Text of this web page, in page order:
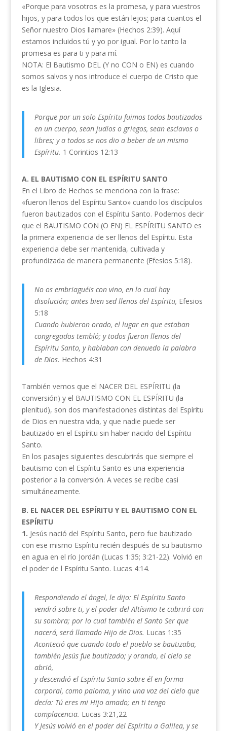
«Porque para vosotros es la promesa, y para vuestros
hijos, y para todos los que están lejos; para cuantos el
Señor nuestro Dios llamare» (Hechos 2:39). Aquí
estamos incluidos tú y yo por igual. Por lo tanto la
promesa es para ti y para mí.
NOTA: El Bautismo DEL (Y no CON o EN) es cuando
somos salvos y nos introduce el cuerpo de Cristo que
es la Iglesia.
Porque por un solo Espíritu fuimos todos bautizados
en un cuerpo, sean judíos o griegos, sean esclavos o
libres; y a todos se nos dio a beber de un mismo
Espíritu. 1 Corintios 12:13
A. EL BAUTISMO CON EL ESPÍRITU SANTO
En el Libro de Hechos se menciona con la frase:
«fueron llenos del Espíritu Santo» cuando los discípulos
fueron bautizados con el Espíritu Santo. Podemos decir
que el BAUTISMO CON (O EN) EL ESPÍRITU SANTO es
la primera experiencia de ser llenos del Espíritu. Esta
experiencia debe ser mantenida, cultivada y
profundizada de manera permanente (Efesios 5:18).
No os embriaguéis con vino, en lo cual hay
disolución; antes bien sed llenos del Espíritu, Efesios
5:18
Cuando hubieron orado, el lugar en que estaban
congregados tembló; y todos fueron llenos del
Espíritu Santo, y hablaban con denuedo la palabra
de Dios. Hechos 4:31
También vemos que el NACER DEL ESPÍRITU (la
conversión) y el BAUTISMO CON EL ESPÍRITU (la
plenitud), son dos manifestaciones distintas del Espíritu
de Dios en nuestra vida, y que nadie puede ser
bautizado en el Espíritu sin haber nacido del Espíritu
Santo.
En los pasajes siguientes descubrirás que siempre el
bautismo con el Espíritu Santo es una experiencia
posterior a la conversión. A veces se recibe casi
simultáneamente.
B. EL NACER DEL ESPÍRITU Y EL BAUTISMO CON EL
ESPÍRITU
1. Jesús nació del Espíritu Santo, pero fue bautizado
con ese mismo Espíritu recién después de su bautismo
en agua en el río Jordán (Lucas 1:35; 3:21-22). Volvió en
el poder de l Espíritu Santo. Lucas 4:14.
Respondiendo el ángel, le dijo: El Espíritu Santo
vendrá sobre ti, y el poder del Altísimo te cubrirá con
su sombra; por lo cual también el Santo Ser que
nacerá, será llamado Hijo de Dios. Lucas 1:35
Aconteció que cuando todo el pueblo se bautizaba,
también Jesús fue bautizado; y orando, el cielo se
abrió,
y descendió el Espíritu Santo sobre él en forma
corporal, como paloma, y vino una voz del cielo que
decía: Tú eres mi Hijo amado; en ti tengo
complacencia. Lucas 3:21,22
Y Jesús volvió en el poder del Espíritu a Galilea, y se